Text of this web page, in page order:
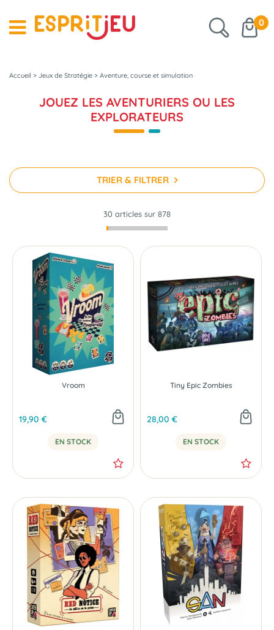
0
Accueil > Jeux de Stratégie > Aventure, course et simulation
JOUEZ LES AVENTURIERS OU LES
EXPLORATEURS
TRIER & FILTRER
30 articles sur 878
Vroom
19,90 €
EN STOCK
Tiny Epic Zombies
28,00 €
EN STOCK